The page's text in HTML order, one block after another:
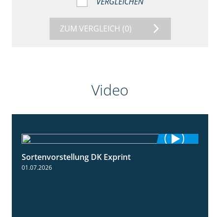
ZUM VERGLEICH (0)
Video
Sortenvorstellung DK Exprint
01.07.2026